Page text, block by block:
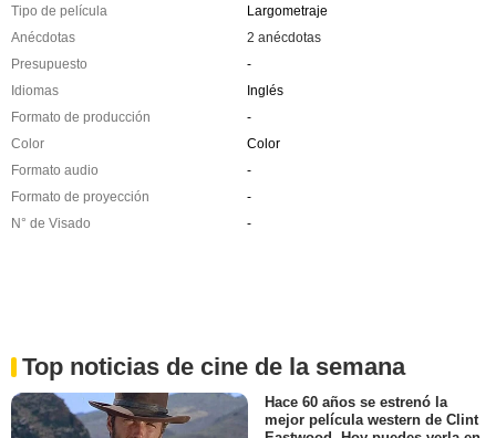
Tipo de película
Largometraje
Anécdotas
2 anécdotas
Presupuesto
-
Idiomas
Inglés
Formato de producción
-
Color
Color
Formato audio
-
Formato de proyección
-
N° de Visado
-
Top noticias de cine de la semana
Hace 60 años se estrenó la
mejor película western de Clint